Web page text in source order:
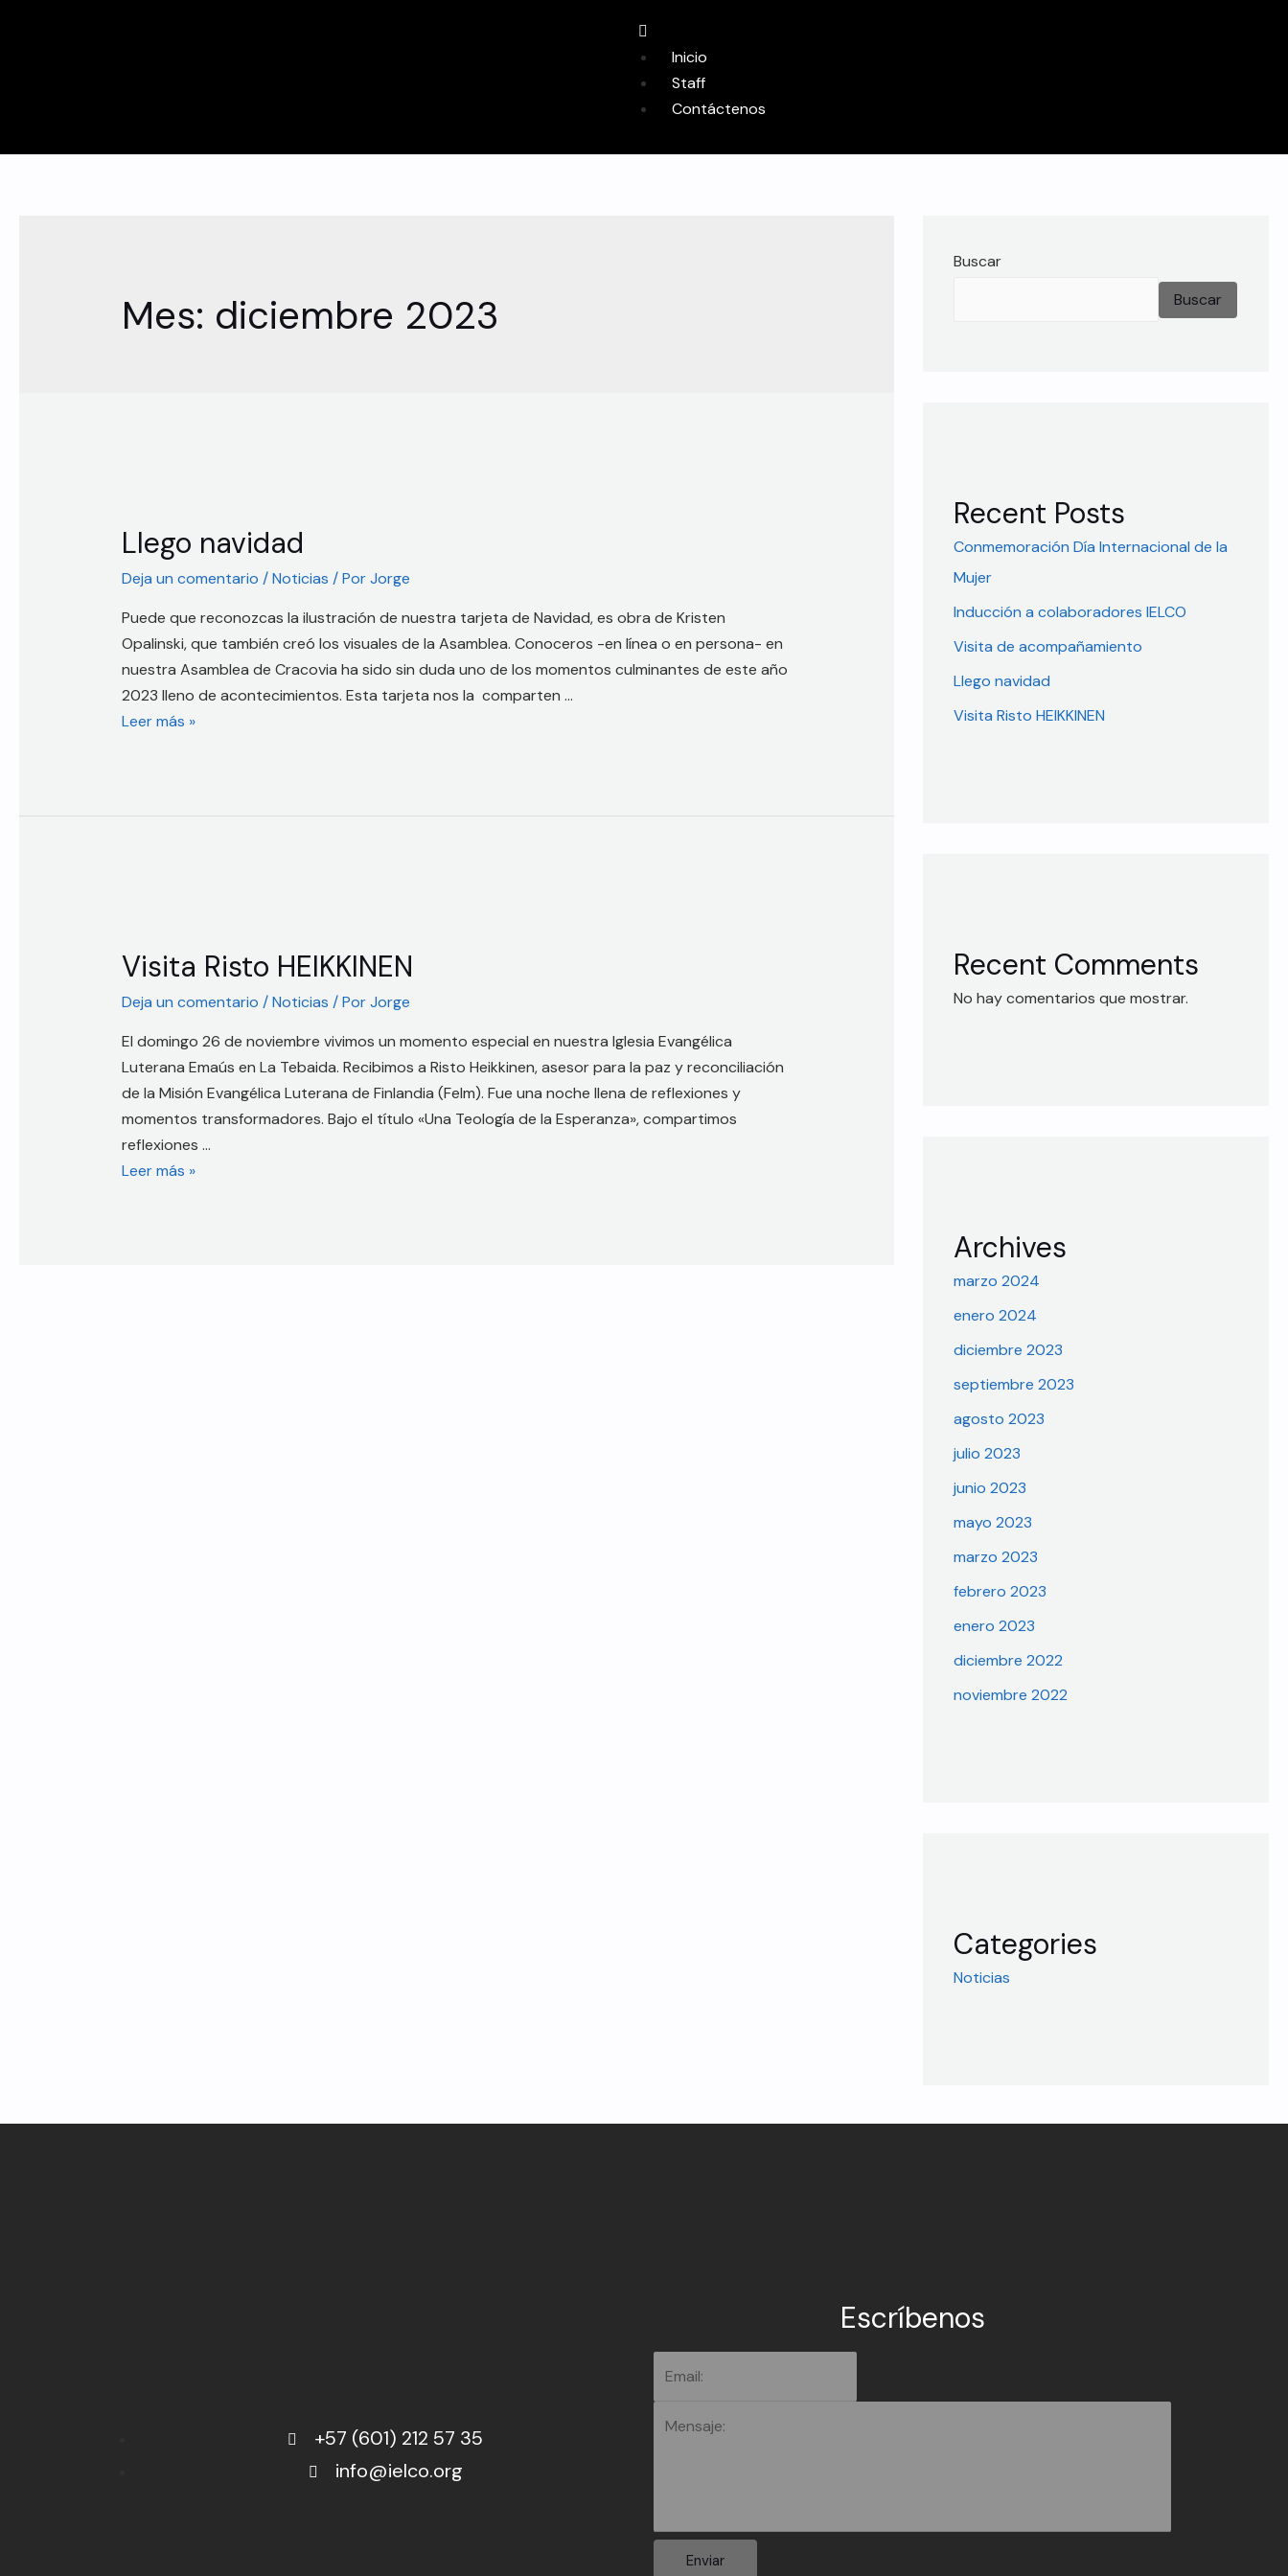
Inicio
Staff
Contáctenos
Mes: diciembre 2023
Llego navidad
Deja un comentario /Noticias / PorJorge
Puede que reconozcas la ilustración de nuestra tarjeta de Navidad, es obra de Kristen
Opalinski, que también creó los visuales de la Asamblea. Conoceros -en línea o en persona- en
nuestra Asamblea de Cracovia ha sido sin duda uno de los momentos culminantes de este año
2023 lleno de acontecimientos. Esta tarjeta nos la comparten …
Leer más »
Visita Risto HEIKKINEN
Deja un comentario /Noticias / PorJorge
El domingo 26 de noviembre vivimos un momento especial en nuestra Iglesia Evangélica
Luterana Emaús en La Tebaida. Recibimos a Risto Heikkinen, asesor para la paz y reconciliación
de la Misión Evangélica Luterana de Finlandia (Felm). Fue una noche llena de reflexiones y
momentos transformadores. Bajo el título «Una Teología de la Esperanza», compartimos
reflexiones …
Leer más »
Buscar
Buscar
Recent Posts
Conmemoración Día Internacional de la
Mujer
Inducción a colaboradores IELCO
Visita de acompañamiento
Llego navidad
Visita Risto HEIKKINEN
Recent Comments
No hay comentarios que mostrar.
Archives
marzo 2024
enero 2024
diciembre 2023
septiembre 2023
agosto 2023
julio 2023
junio 2023
mayo 2023
marzo 2023
febrero 2023
enero 2023
diciembre 2022
noviembre 2022
Categories
Noticias
+57 (601) 212 57 35
info@ielco.org
Escríbenos
Enviar